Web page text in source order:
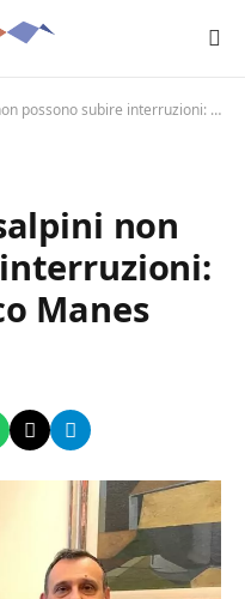
interruzioni: parla l’on. Franco Manes
non
Manes